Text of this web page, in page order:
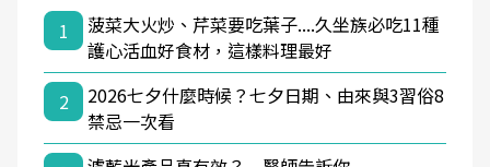
1
菠菜大火炒、芹菜要吃葉子....久坐族必吃11種
護心活血好食材，這樣料理最好
2
2026七夕什麼時候？七夕日期、由來與3習俗8
禁忌一次看